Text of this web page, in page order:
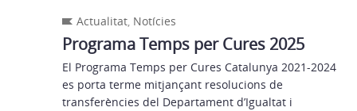
Actualitat, Notícies
Programa Temps per Cures 2025
El Programa Temps per Cures Catalunya 2021-2024
es porta terme mitjançant resolucions de
transferències del Departament d’Igualtat i